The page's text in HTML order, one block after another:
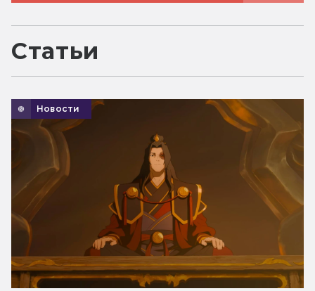
Статьи
Новости